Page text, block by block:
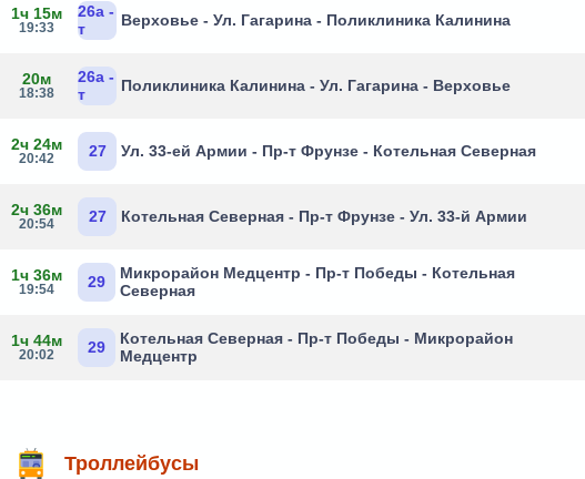
1ч 15м
19:33
26а -
т
Верховье - Ул. Гагарина - Поликлиника Калинина
20м
18:38
26а -
т
Поликлиника Калинина - Ул. Гагарина - Верховье
2ч 24м
20:42 27 Ул. 33-ей Армии - Пр-т Фрунзе - Котельная Северная
2ч 36м
20:54 27 Котельная Северная - Пр-т Фрунзе - Ул. 33-й Армии
1ч 36м
19:54 29
Микрорайон Медцентр - Пр-т Победы - Котельная
Северная
1ч 44м
20:02 29
Котельная Северная - Пр-т Победы - Микрорайон
Медцентр
Троллейбусы